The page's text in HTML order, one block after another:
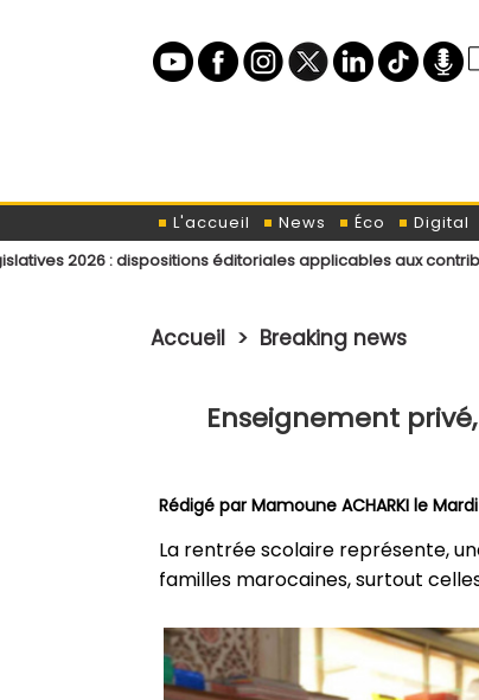
L'accueil News Éco Digital
éditoriales applicables aux contributeurs et
Accueil > Breaking news
Enseignement
Rédigé parMamoune ACHARKI le
La rentrée scolaire représente,
familles marocaines, surtout